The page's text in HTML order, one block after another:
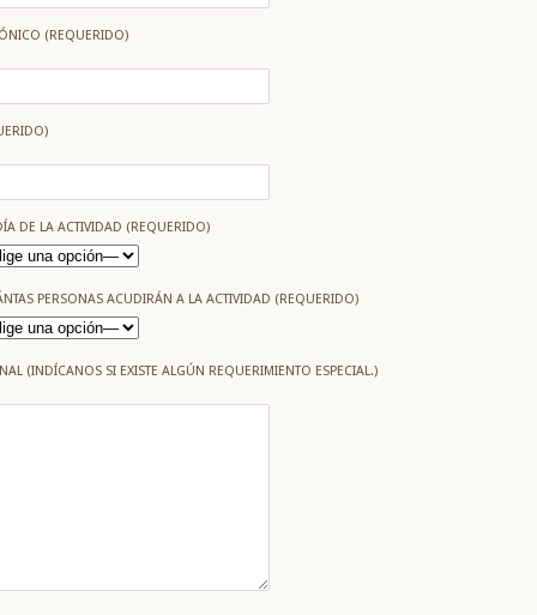
(REQUERIDO)
DE LA ACTIVIDAD (REQUERIDO)
PERSONAS ACUDIRÁN A LA ACTIVIDAD (REQUERIDO)
(INDÍCANOS SI EXISTE ALGÚN REQUERIMIENTO ESPECIAL.)